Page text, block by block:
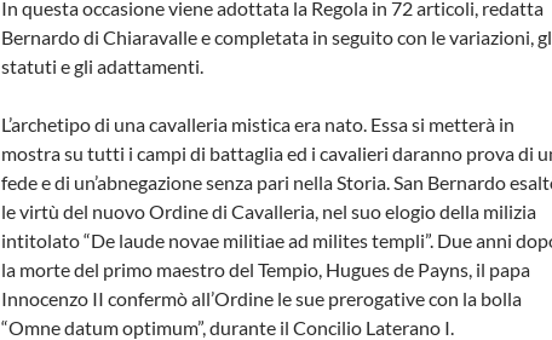
In questa occasione viene adottata la Regola in 72 articoli, redatta
Bernardo di Chiaravalle e completata in seguito con le variazioni,
statuti e gli adattamenti.
L’archetipo di una cavalleria mistica era nato. Essa si metterà in
mostra su tutti i campi di battaglia ed i cavalieri daranno prova di
fede e di un’abnegazione senza pari nella Storia. San Bernardo
le virtù del nuovo Ordine di Cavalleria, nel suo elogio della milizia
intitolato “De laude novae militiae ad milites templi”. Due anni
la morte del primo maestro del Tempio, Hugues de Payns, il papa
Innocenzo II confermò all’Ordine le sue prerogative con la bolla
“Omne datum optimum”, durante il Concilio Laterano I.